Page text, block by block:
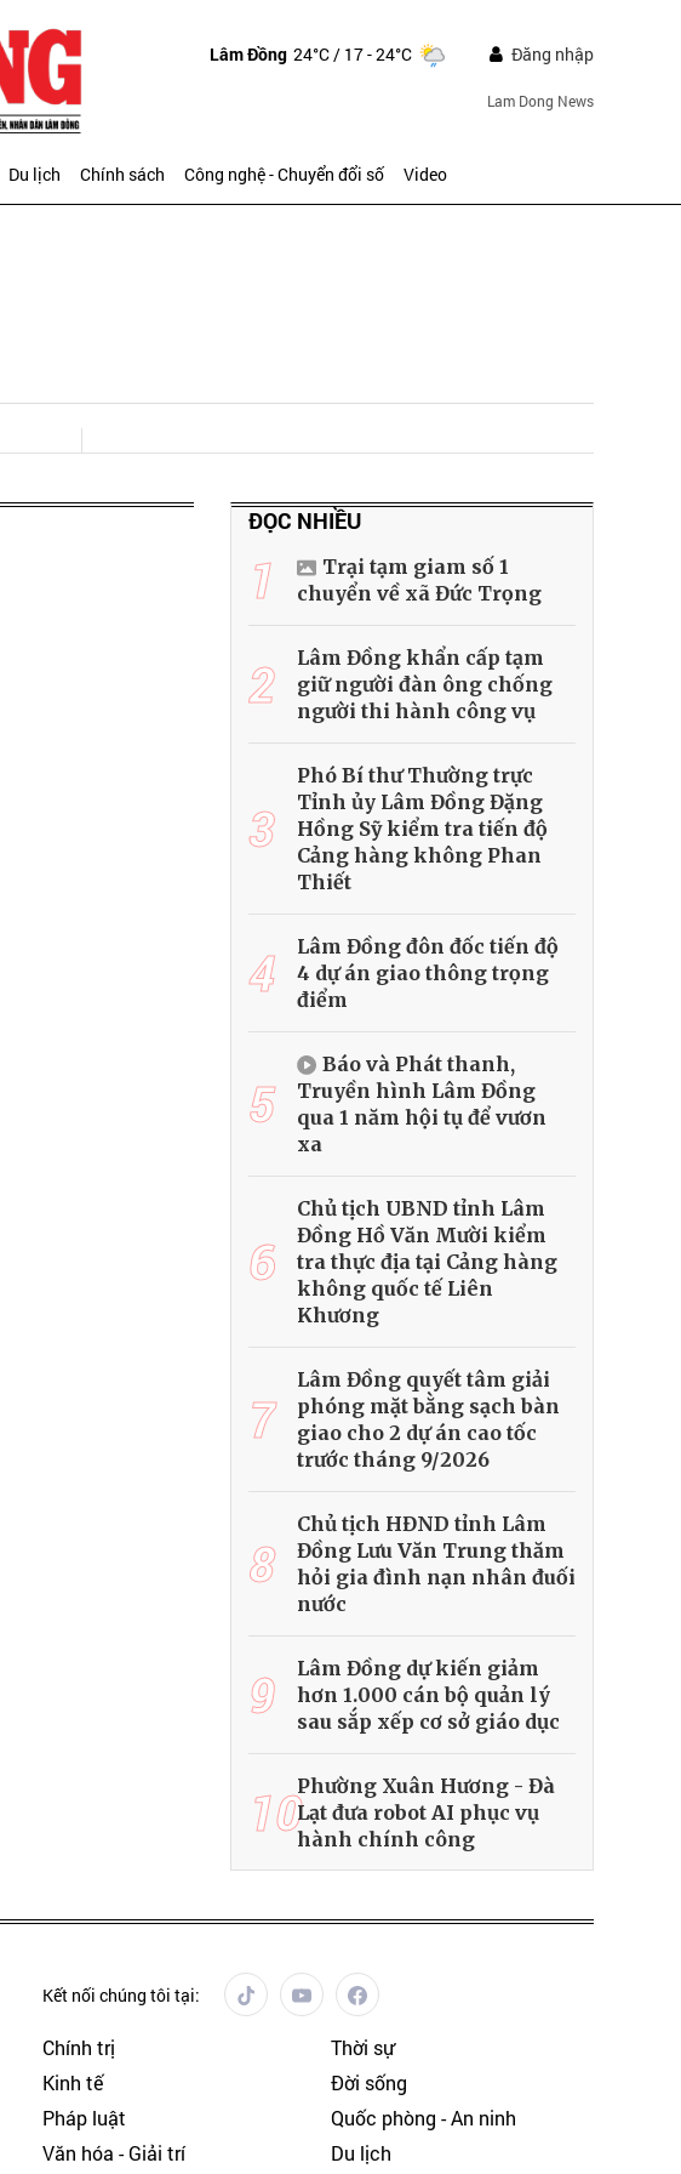
Lâm Đồng 24°C/ 17 - 24°C Đăng nhập
Lam Dong News
Du lịch Chính sách Công nghệ - Chuyển đổi số Video
ĐỌC NHIỀU
1
Trại tạm giam số 1
chuyển về xã Đức Trọng
2
Lâm Đồng khẩn cấp tạm
giữ người đàn ông chống
người thi hành công vụ
3
Phó Bí thư Thường trực
Tỉnh ủy Lâm Đồng Đặng
Hồng Sỹ kiểm tra tiến độ
Cảng hàng không Phan
Thiết
4
Lâm Đồng đôn đốc tiến độ
4 dự án giao thông trọng
điểm
5
Báo và Phát thanh,
Truyền hình Lâm Đồng
qua 1 năm hội tụ để vươn
xa
6
Chủ tịch UBND tỉnh Lâm
Đồng Hồ Văn Mười kiểm
tra thực địa tại Cảng hàng
không quốc tế Liên
Khương
7
Lâm Đồng quyết tâm giải
phóng mặt bằng sạch bàn
giao cho 2 dự án cao tốc
trước tháng 9/2026
8
Chủ tịch HĐND tỉnh Lâm
Đồng Lưu Văn Trung thăm
hỏi gia đình nạn nhân đuối
nước
9
Lâm Đồng dự kiến giảm
hơn 1.000 cán bộ quản lý
sau sắp xếp cơ sở giáo dục
10Phường Xuân Hương - Đà
Lạt đưa robot AI phục vụ
hành chính công
Kết nối chúng tôi tại:
Chính trị
Thời sự
Kinh tế
Đời sống
Pháp luật
Quốc phòng - An ninh
Văn hóa - Giải trí
Du lịch